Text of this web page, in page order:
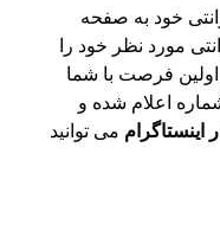
خود به صفحه
مورد نظر خود را
فرصت با شما
اعلام شده و
می توانید